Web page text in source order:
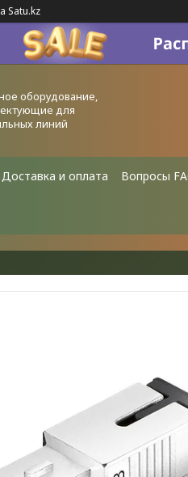
Satu.kz
оборудование,
для
линий
Доставка и оплата Вопросы